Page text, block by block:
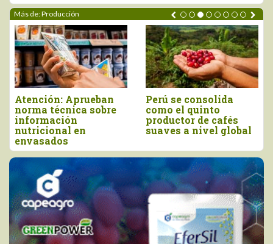
Más de: Producción
Perú se consolida
como el quinto
productor de cafés
suaves a nivel global
Producción
de orégano
las 13.935
en 2025